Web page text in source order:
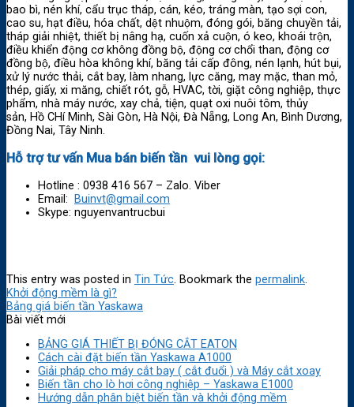
bao bì, nén khí, cẩu trục tháp, cán, kéo, tráng màn, tạo sợi con,
cao su, hạt điều, hóa chất, dệt nhuộm, đóng gói, băng chuyền tải,
tháp giải nhiệt, thiết bị nâng hạ, cuốn xả cuộn, ó keo, khoái trộn,
điều khiển động cơ không đồng bộ, động cơ chổi than, động cơ
đồng bộ, điều hòa không khí, băng tải cấp đông, nén lạnh, hút bụi,
xử lý nước thải, cắt bay, làm nhang, lực căng, may mặc, than mỏ,
thép, giấy, xi măng, chiết rót, gỗ, HVAC, tời, giặt công nghiệp, thực
phẩm, nhà máy nước, xay chả, tiện, quạt oxi nuôi tôm, thủy
sản, Hồ CHí Minh, Sài Gòn, Hà Nội, Đà Nẵng, Long An, Bình Dương,
Đồng Nai, Tây Ninh.
Hỗ trợ tư vấn Mua bán biến tần vui lòng gọi:
Hotline : 0938 416 567 – Zalo. Viber
Email:
Buinvt@gmail.com
Skype: nguyenvantrucbui
This entry was posted in Tin Tức. Bookmark the permalink.
Khởi động mềm là gì?
Bảng giá biến tần Yaskawa
Bài viết mới
BẢNG GIÁ THIẾT BỊ ĐÓNG CẮT EATON
Cách cài đặt biến tần Yaskawa A1000
Giải pháp cho máy cắt bay ( cắt đuổi ) và Máy cắt xoay
Biến tần cho lò hơi công nghiệp – Yaskawa E1000
Hướng dẫn phân biệt biến tần và khởi động mềm